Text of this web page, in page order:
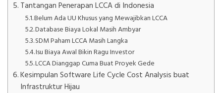
Tantangan Penerapan LCCA di Indonesia
Belum Ada UU Khusus yang Mewajibkan LCCA
Database Biaya Lokal Masih Ambyar
SDM Paham LCCA Masih Langka
Isu Biaya Awal Bikin Ragu Investor
LCCA Dianggap Cuma Buat Proyek Gede
Kesimpulan Software Life Cycle Cost Analysis buat
Infrastruktur Hijau